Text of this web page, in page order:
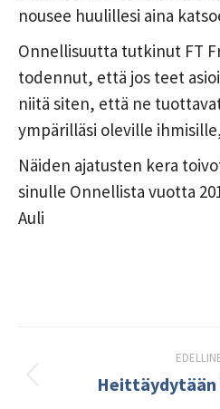
nousee huulillesi aina
Onnellisuutta tutkinut FT
todennut, että jos teet
niitä siten, että ne
ympärilläsi oleville
Näiden ajatusten kera
sinulle Onnellista vuotta
Auli
navigationHeittäydytään